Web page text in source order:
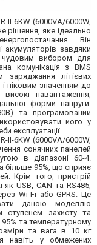
II-6KW (6000VA/6000W,
рішення, яке ідеально
Він
акумуляторів завдяки
вибором для
комунікація з BMS
літієвих
піковим значенням до
навантаження,
форми напруги.
та програмований
його у
експлуатації.
II-6KW (6000VA/6000W,
сонячних панелей
в діапазоні 60-4.
більше 95%, що сприяє
Крім того, пристрій
як USB, CAN та RS485,
Wi-Fi або GPRS. Це
даною моделлю
ступенем захисту та
95% та температурному
та вага в 10 кг
навіть у обмежених